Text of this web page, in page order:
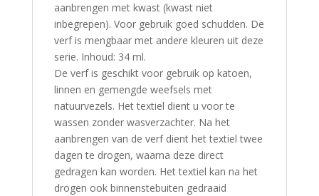
aanbrengen met kwast (kwast niet
inbegrepen). Voor gebruik goed schudden. De
verf is mengbaar met andere kleuren uit deze
serie. Inhoud: 34 ml.
De verf is geschikt voor gebruik op katoen,
linnen en gemengde weefsels met
natuurvezels. Het textiel dient u voor te
wassen zonder wasverzachter. Na het
aanbrengen van de verf dient het textiel twee
dagen te drogen, waarna deze direct
gedragen kan worden. Het textiel kan na het
drogen ook binnenstebuiten gedraaid